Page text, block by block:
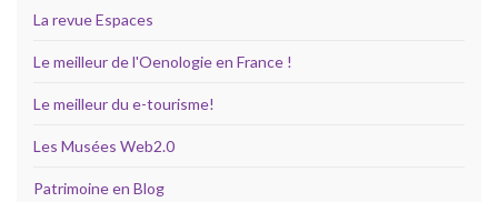
La revue Espaces
Le meilleur de l'Oenologie en France !
Le meilleur du e-tourisme!
Les Musées Web2.0
Patrimoine en Blog